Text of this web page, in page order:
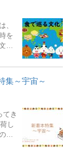
者
6
名
ー
ル本
化
休
最
館1
、
を
化
探
』
域
か
景
こ
集～宇宙～
てき
し
あ